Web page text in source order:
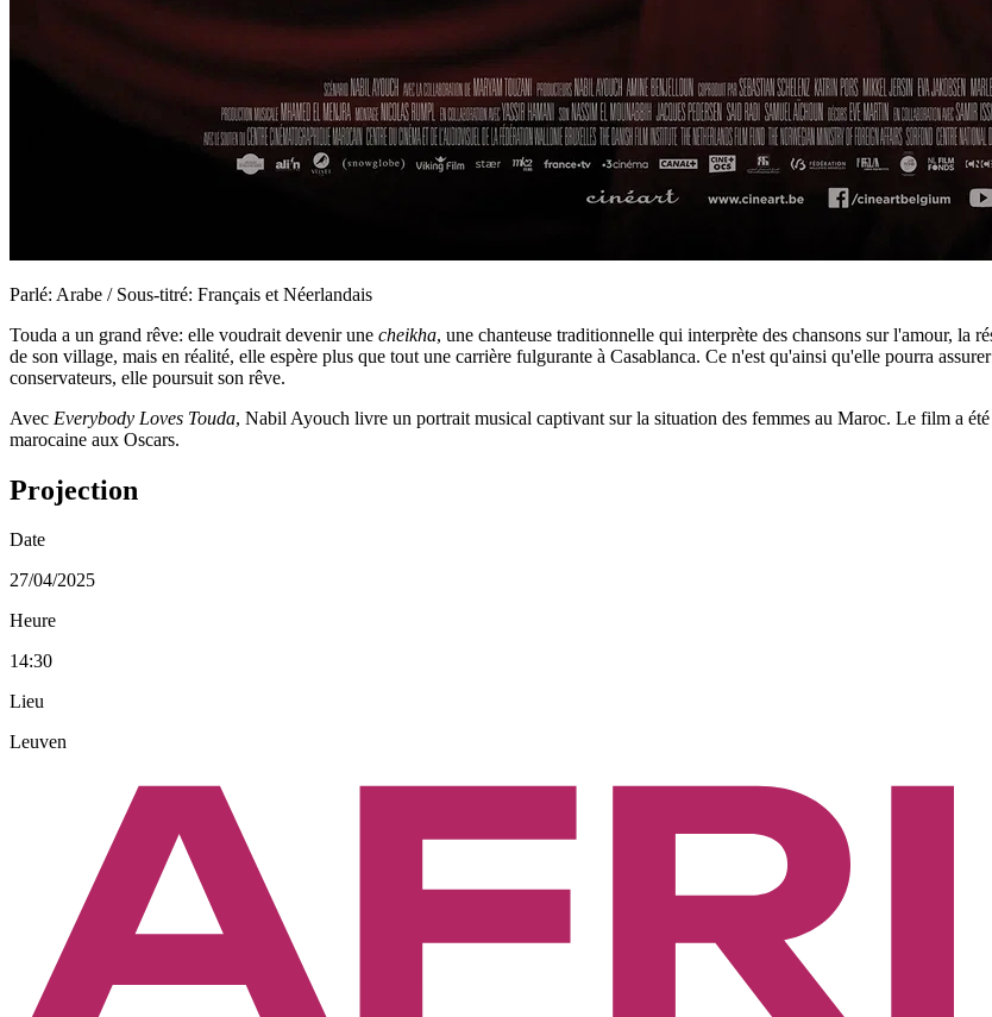
Parlé: Arabe / Sous-titré: Français et Néerlandais
Touda a un grand rêve: elle voudrait devenir une cheikha, une chanteuse traditionnelle qui interprète des chansons sur l'amour, la
de son village, mais en réalité, elle espère plus que tout une carrière fulgurante à Casablanca. Ce n'est qu'ainsi qu'elle pourra
conservateurs, elle poursuit son rêve.
Avec Everybody Loves Touda, Nabil Ayouch livre un portrait musical captivant sur la situation des femmes au Maroc. Le film a
marocaine aux Oscars.
Projection
Date
27/04/2025
Heure
14:30
Lieu
Leuven